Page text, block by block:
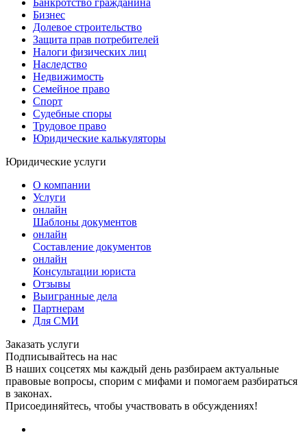
Бизнес
Долевое строительство
Защита прав потребителей
Налоги физических лиц
Наследство
Недвижимость
Семейное право
Спорт
Судебные споры
Трудовое право
Юридические калькуляторы
Юридические услуги
О компании
Услуги
онлайн
Шаблоны документов
онлайн
Составление документов
онлайн
Консультации юриста
Отзывы
Выигранные дела
Партнерам
Для СМИ
Заказать услуги
Подписывайтесь на нас
В наших соцсетях мы каждый день разбираем актуальные
правовые вопросы, спорим с мифами и помогаем разбираться
в законах.
Присоединяйтесь, чтобы участвовать в обсуждениях!